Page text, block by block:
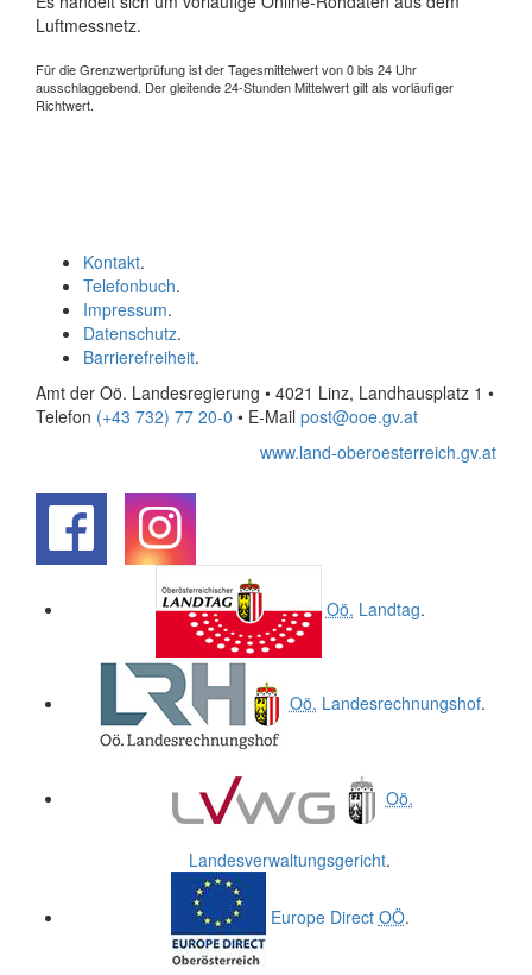
Luftmessnetz.
Für die Grenzwertprüfung ist der Tagesmittelwert von 0 bis 24 Uhr
ausschlaggebend. Der gleitende 24-Stunden Mittelwert gilt als vorläufiger
Richtwert.
Kontakt.
Telefonbuch.
Impressum.
Datenschutz.
Barrierefreiheit.
Amt der Oö. Landesregierung • 4021 Linz, Landhausplatz 1 •
Telefon (+43 732) 77 20-0 • E-Mail post@ooe.gv.at
www.land-oberoesterreich.gv.at
Oö. Landtag.
Oö. Landesrechnungshof.
Oö.
Landesverwaltungsgericht.
Europe Direct OÖ.